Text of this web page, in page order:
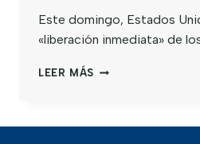
Este domingo, Estados
«liberación inmediata» de
LEER MÁS